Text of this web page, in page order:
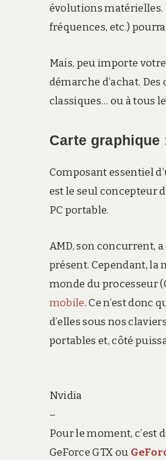
évolutions matérielles.
fréquences, etc.)
Mais, peu importe
démarche d’achat.
classiques… ou à tous
Carte graphique
Composant essentiel
est le seul concepteur
PC portable.
AMD, son concurrent,
présent. Cependant, la
monde du processeur
mobile. Ce n’est donc
d’elles sous nos
portables et, côté
Nvidia
–
Pour le moment, c’est
GeForce GTX ou